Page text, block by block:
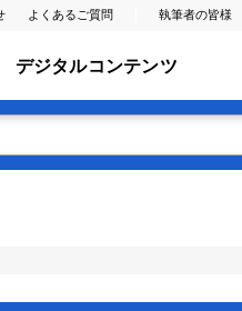
よくあるご質問 執筆者の皆様
デジタルコンテンツ